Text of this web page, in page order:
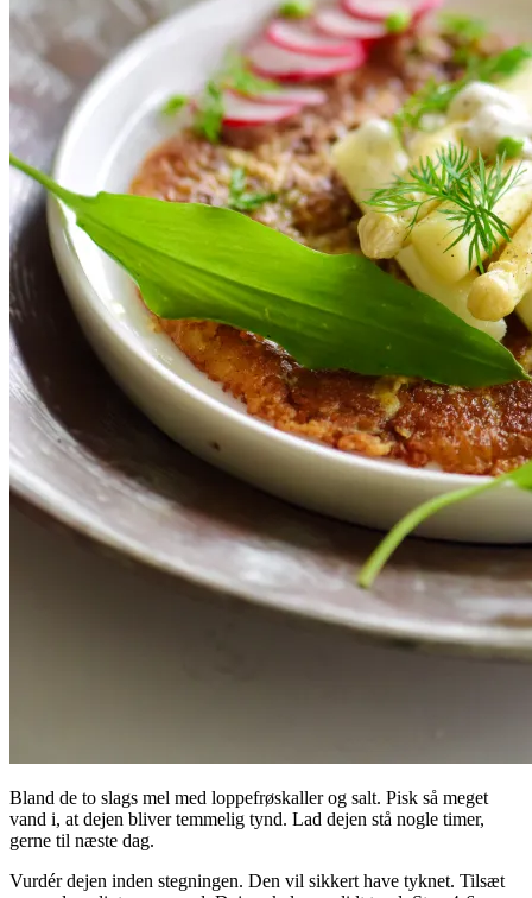
Bland de to slags mel med loppefrøskaller og salt. Pisk så meget
vand i, at dejen bliver temmelig tynd. Lad dejen stå nogle timer,
gerne til næste dag.
Vurdér dejen inden stegningen. Den vil sikkert have tyknet. Tilsæt